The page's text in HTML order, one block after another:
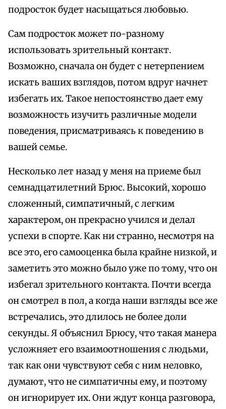
подросток будет насыщаться любовью.
Сам подросток может по-разному
использовать зрительный контакт.
Возможно, сначала он будет с нетерпением
искать ваших взглядов, потом вдруг начнет
избегать их. Такое непостоянство дает ему
возможность изучить различные модели
поведения, присматриваясь к поведению в
вашей семье.
Несколько лет назад у меня на приеме был
семнадцатилетний Брюс. Высокий, хорошо
сложенный, симпатичный, с легким
характером, он прекрасно учился и делал
успехи в спорте. Как ни странно, несмотря на
все это, его самооценка была крайне низкой, и
заметить это можно было уже по тому, что он
избегал зрительного контакта. Почти всегда
он смотрел в пол, а когда наши взгляды все же
встречались, это длилось не более доли
секунды. Я объяснил Брюсу, что такая манера
усложняет его взаимоотношения с людьми,
так как они чувствуют себя с ним неловко,
думают, что не симпатичны ему, и поэтому
он игнорирует их. Они ждут конца разговора,